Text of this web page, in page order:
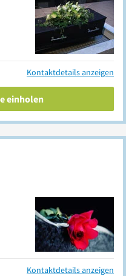
Kontaktdetails anzeigen
einholen
Kontaktdetails anzeigen